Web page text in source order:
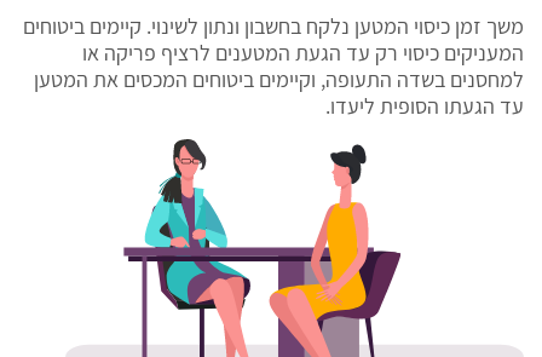
משך זמן כיסוי המטען נלקח בחשבון ונתון לשינוי. קיימים ביטוחים
המעניקים כיסוי רק עד הגעת המטענים לרציף פריקה או
למחסנים בשדה התעופה, וקיימים ביטוחים המכסים את המטען
עד הגעתו הסופית ליעדו.